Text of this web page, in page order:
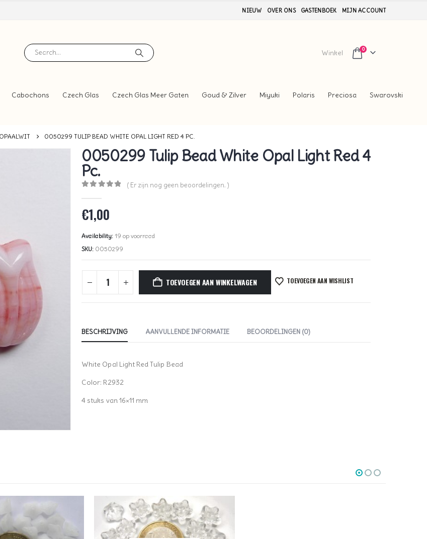
NIEUW OVER ONS GASTENBOEK MIJN ACCOUNT
Winkel 0
Cabochons Czech Glas Czech Glas Meer Gaten Goud & Zilver Miyuki Polaris Preciosa Swarovski
0050299 TULIP BEAD WHITE OPAL LIGHT RED 4 PC.
0050299 Tulip Bead White Opal Light Red 4
Pc.
( Er zijn nog geen beoordelingen. )
€1,00
Availability: 19 op voorraad
SKU: 0050299
TOEVOEGEN AAN WINKELWAGEN TOEVOEGEN AAN WISHLIST
BESCHRIJVING AANVULLENDE INFORMATIE BEOORDELINGEN (0)
White Opal Light Red Tulip Bead
Color: R2932
4 stuks van 16×11 mm